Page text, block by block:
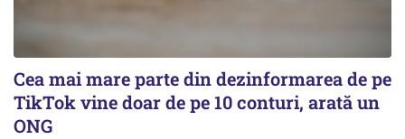
Cea mai mare parte din dezinformarea de pe
TikTok vine doar de pe 10 conturi, arată un
ONG